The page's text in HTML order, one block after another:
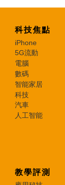
科技焦點
iPhone
5G流動
電腦
數碼
智能家居
科技
汽車
人工智能
教學評測